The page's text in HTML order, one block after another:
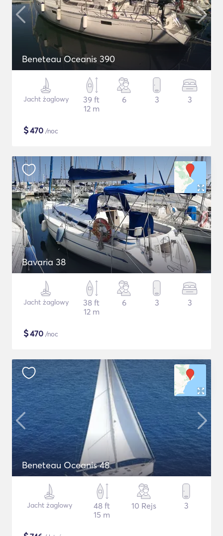
Beneteau Oceanis 390
Jacht żaglowy
39 ft
12 m
6 3 3
$470 /noc
Bavaria 38
Jacht żaglowy
38 ft
12 m
6 3 3
$470 /noc
Beneteau Oceanis 48
Jacht żaglowy
48 ft
15 m
10 Rejs 3